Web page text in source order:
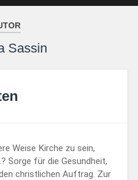
Sassin
Weise Kirche zu sein,
Sorge für die Gesundheit,
christlichen Auftrag. Zur